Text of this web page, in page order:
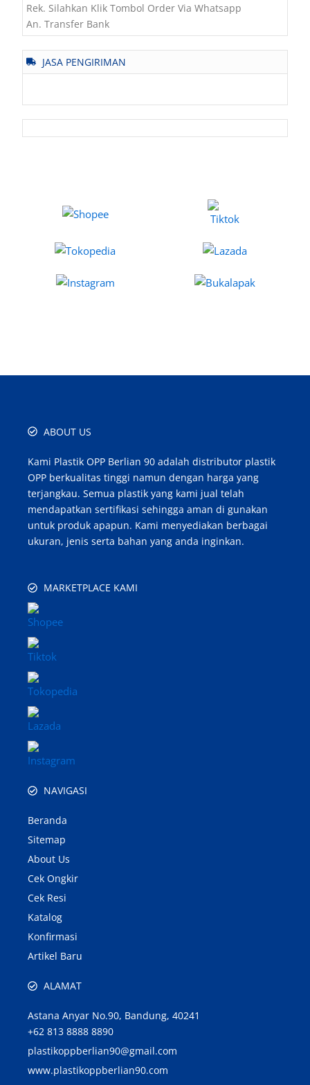
Rek. Silahkan Klik Tombol Order Via Whatsapp
An. Transfer Bank
JASA PENGIRIMAN
ABOUT US
Kami Plastik OPP Berlian 90 adalah distributor plastik
OPP berkualitas tinggi namun dengan harga yang
terjangkau. Semua plastik yang kami jual telah
mendapatkan sertifikasi sehingga aman di gunakan
untuk produk apapun. Kami menyediakan berbagai
ukuran, jenis serta bahan yang anda inginkan.
MARKETPLACE KAMI
NAVIGASI
Beranda
Sitemap
About Us
Cek Ongkir
Cek Resi
Katalog
Konfirmasi
Artikel Baru
ALAMAT
Astana Anyar No.90, Bandung, 40241
+62 813 8888 8890
plastikoppberlian90@gmail.com
www.plastikoppberlian90.com